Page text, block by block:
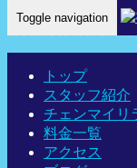
Toggle navigation
トップ
スタッフ紹介
チェンマイリ
料金一覧
アクセス
Home- マナ(…
マナ(Mana)神田 タ